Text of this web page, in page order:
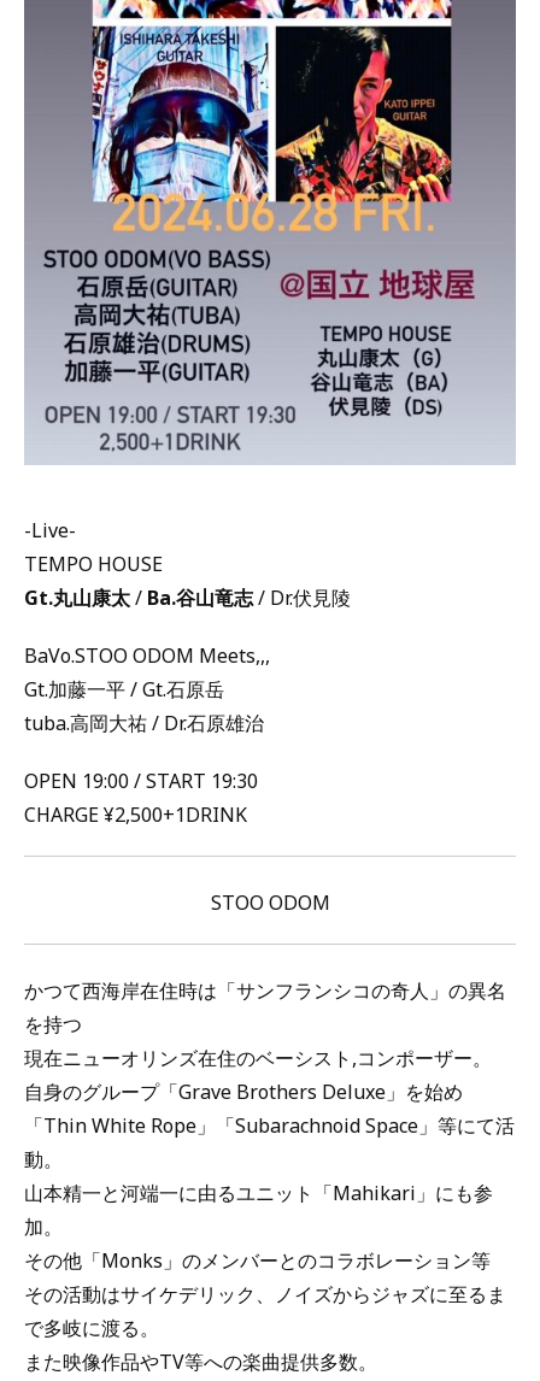
-Live-
TEMPO HOUSE
Gt.丸山康太/ Ba.谷山竜志/ Dr.伏見陵
BaVo.STOO ODOM Meets,,,
Gt.加藤一平 / Gt.石原岳
tuba.高岡大祐 / Dr.石原雄治
OPEN 19:00 / START 19:30
CHARGE ¥2,500+1DRINK
STOO ODOM
かつて西海岸在住時は「サンフランシコの奇人」の異名
を持つ
現在ニューオリンズ在住のベーシスト,コンポーザー。
自身のグループ「Grave Brothers Deluxe」を始め
「Thin White Rope」「Subarachnoid Space」等にて活
動。
山本精一と河端一に由るユニット「Mahikari」にも参
加。
その他「Monks」のメンバーとのコラボレーション等
その活動はサイケデリック、ノイズからジャズに至るま
で多岐に渡る。
また映像作品やTV等への楽曲提供多数。